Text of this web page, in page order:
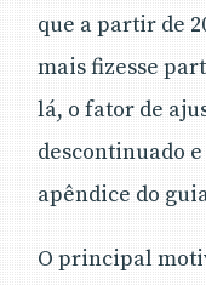
que a partir de
mais fizesse
lá, o fator de
descontinuado
apêndice do
O principal